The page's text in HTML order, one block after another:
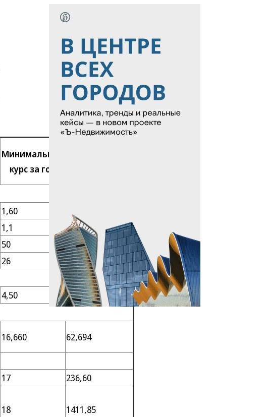
Минимальный
курс за год
1,60
1,1
1,9
50
77,5
26 35
4,50 128,35
16,660
62,694
17
236,60
18 1411,85